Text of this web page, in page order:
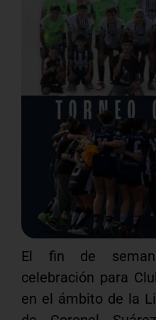
El fin de
celebración para
en el ámbito de la